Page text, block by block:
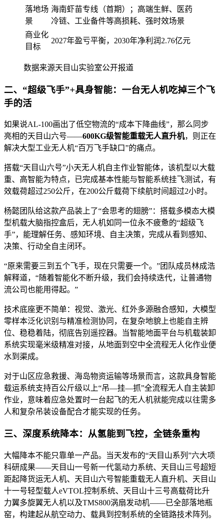
落地场
景
海南虾苗专线（首期）；高端生鲜、医药
冷链、工业备件等高损耗、强时效场景
商业化
目标
2027年盈亏平衡，2030年净利润2.76亿元
数据来源天目山实验室公开报道
二、“超级飞手”+具身智能：一台无人机吃掉三个飞
手的活
如果说AL-100画出了低空物流的“成本下降曲线”，那么同步
亮相的天目山六号——600KG级智能重载无人直升机，则正在
解决大型工业无人机“百万飞手缺口”的痛点。
搭载“天目山六号”小天无人机自主作业智能体，该机型以大载
重、高智能为特点，已完成基本性能与智能系统挂飞测试，有
效载荷超过250公斤，在200公斤载荷下续航时间超过2小时。
杨懿团队给这款产品装上了“会思考的翅膀”：搭载多模态大模
型机载大脑指控盒后，无人机如同一位永不疲惫的“超级飞
手”，能理解任务、感知环境、自主决策，完成从看到感知、
决策、行动全自主闭环。
“原来需要三到五个飞手，现在只需要一个。”团队成员林成浩
解释道，“随着智能化不断升级，我们会持续迭代，让普通物
流公司也能用得起。”
技术底座更不简单：视觉、激光、红外多源融合感知，大模型
零样本泛化识别与精准检测协同，在复杂地貌上也能自主辨
位、稳稳着陆，彻底告别遥控器。当智能地面平台与机载装卸
系统实现毫米级精准对接，从地面到空中全流程无人化作业便
水到渠成。
对于山区应急救援、海岛物资运输等场景而言，这款具身智能
载运系统支持百公斤级以上“吊—挂—抓”全流程无人自主装卸
作业，意味着应急处置时一台起飞的无人机就能完成以往需多
人和复杂吊装设备配合才能实现的任务。
三、深度系统降本：从氢能到飞控，全链条重构
大幅降本不能只靠单一产品。当天发布的“天目山系列”六大项
科研成果——天目山一号新一代氢动力系统、天目山三号超短
距起降货运无人机、天目山六号智能重载无人直升机、天目山
十一号轻型载人eVTOL控制系统、天目山十三号高载荷比升
力翼多旋翼无人机以及TMS800涡扇发动机——已全部落地瓶
窑，构建起从航空动力、载具到控制系统的全链路技术阵列。